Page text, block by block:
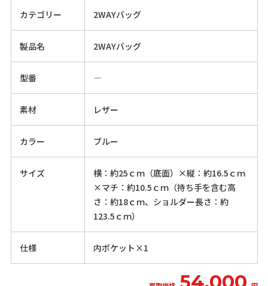
カテゴリー 2WAYバッグ
製品名 2WAYバッグ
型番 ―
素材 レザー
カラー ブルー
サイズ
横：約25ｃｍ（底面）×縦：約16.5ｃｍ
×マチ：約10.5ｃｍ（持ち手を含む高
さ：約18ｃｍ、ショルダー長さ：約
123.5ｃｍ）
仕様 内ポケット×1